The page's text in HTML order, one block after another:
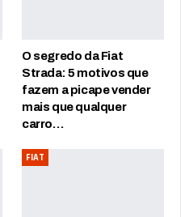
O segredo da Fiat
Strada: 5 motivos que
fazem a picape vender
mais que qualquer
carro…
FIAT